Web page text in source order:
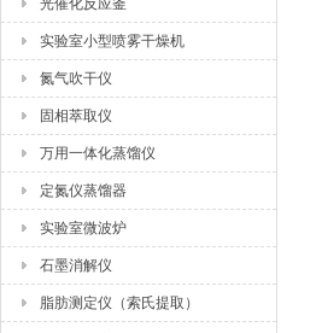
光催化反应釜
实验室小型喷雾干燥机
氮气吹干仪
固相萃取仪
万用一体化蒸馏仪
定氮仪蒸馏器
实验室微波炉
石墨消解仪
脂肪测定仪（索氏提取）